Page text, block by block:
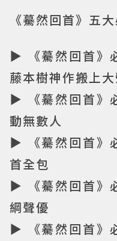
《驀然回首》五
▶ 《驀然回首》
藤本樹神作搬上
▶ 《驀然回首》
動無數人
▶ 《驀然回首》
首全包
▶ 《驀然回首》
綱聲優
▶ 《驀然回首》